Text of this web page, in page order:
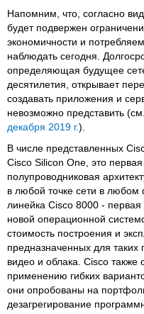
Напомним, что, согласно
будет подвержен
экономичности и
наблюдать сегодня.
определяющая будущее
десятилетия, открывает
создавать приложения и
невозможно представить (см.
декабря 2019 г.).
В числе представленных
Cisco Silicon One, это
полупроводниковая
в любой точке сети в
линейка Cisco 8000 -
новой операционной
стоимость построения и
предназначенных для таких
видео и облака. Cisco
применению гибких
они опробованы на
дезагрегирование